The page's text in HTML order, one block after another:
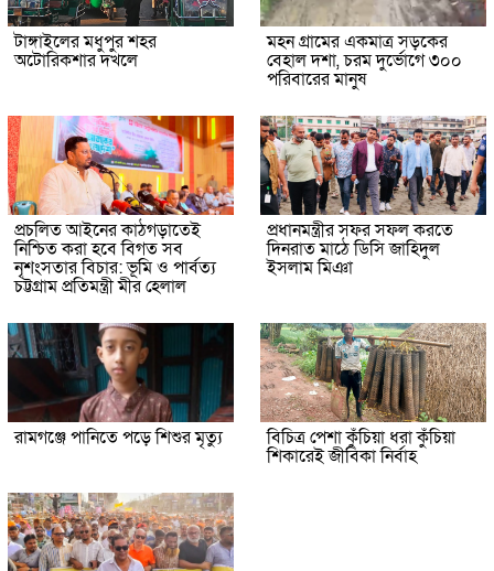
টাঙ্গাইলের মধুপুর শহর
অটোরিকশার দখলে
মহন গ্রামের একমাত্র সড়কের
বেহাল দশা, চরম দুর্ভোগে ৩০০
পরিবারের মানুষ
প্রচলিত আইনের কাঠগড়াতেই
নিশ্চিত করা হবে বিগত সব
নৃশংসতার বিচার: ভূমি ও পার্বত্য
চট্টগ্রাম প্রতিমন্ত্রী মীর হেলাল
প্রধানমন্ত্রীর সফর সফল করতে
দিনরাত মাঠে ডিসি জাহিদুল
ইসলাম মিঞা
রামগঞ্জে পানিতে পড়ে শিশুর মৃত্যু বিচিত্র পেশা কুঁচিয়া ধরা কুঁচিয়া
শিকারেই জীবিকা নির্বাহ